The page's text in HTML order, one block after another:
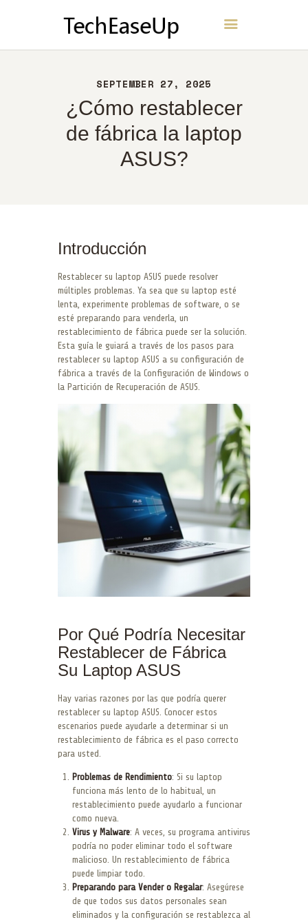
SEPTEMBER 27, 2025
¿Cómo restablecer
de fábrica la laptop
ASUS?
TechEaseUp
INICIO
ACERCA DE
CONTACTO
POLÍTICA
Introducción
Restablecer su laptop ASUS puede resolver
múltiples problemas. Ya sea que su laptop esté
lenta, experimente problemas de software, o se
esté preparando para venderla, un
restablecimiento de fábrica puede ser la solución.
Esta guía le guiará a través de los pasos para
restablecer su laptop ASUS a su configuración de
fábrica a través de la Configuración de Windows o
la Partición de Recuperación de ASUS.
Por Qué Podría Necesitar
Restablecer de Fábrica
Su Laptop ASUS
Hay varias razones por las que podría querer
restablecer su laptop ASUS. Conocer estos
escenarios puede ayudarle a determinar si un
restablecimiento de fábrica es el paso correcto
para usted.
Problemas de Rendimiento: Si su laptop
funciona más lento de lo habitual, un
restablecimiento puede ayudarlo a funcionar
como nueva.
Virus y Malware: A veces, su programa antivirus
podría no poder eliminar todo el software
malicioso. Un restablecimiento de fábrica
puede limpiar todo.
Preparando para Vender o Regalar: Asegúrese
de que todos sus datos personales sean
eliminados y la configuración se restablezca al